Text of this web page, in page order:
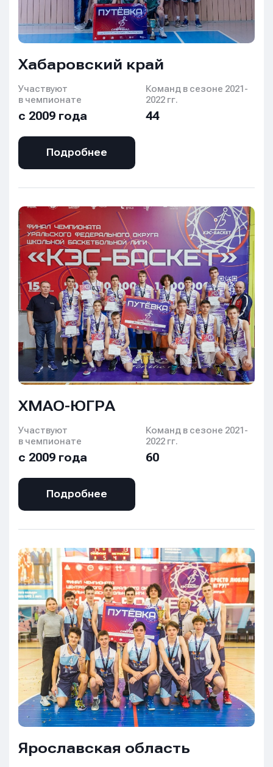
Хабаровский край
Участвуют
в чемпионате
с 2009 года
Команд в сезоне 2021-
2022 гг.
44
Подробнее
ХМАО-ЮГРА
Участвуют
в чемпионате
с 2009 года
Команд в сезоне 2021-
2022 гг.
60
Подробнее
Ярославская область